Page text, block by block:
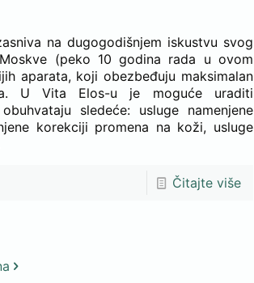
na dugogodišnjem iskustvu svog
(peko 10 godina rada u ovom
aparata, koji obezbeđuju maksimalan
U Vita Elos-u je moguće uraditi
sledeće: usluge namenjene
korekciji promena na koži, usluge
Čitajte više